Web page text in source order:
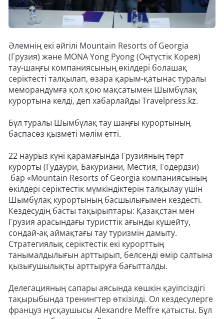
Әлемнің екі әйгілі Mountain Resorts of Georgia
(Грузия) және MONA Yong Pyong (Оңтүстік Корея)
тау-шаңғы компаниясының өкілдері болашақ
серіктесті талқылап, өзара қарым-қатынас туралы
меморандумға қол қою мақсатымен Шымбұлақ
курортына келді, деп хабарлайды Travelpress.kz.
Бұл туралы Шымбұлақ тау шаңғы курортының
баспасөз қызметі мәлім етті.
22 наурыз күні қарамағында Грузияның төрт
курорты (Гудаури, Бакуриани, Местия, Годердзи)
бар «Mountain Resorts of Georgia компаниясының
өкілдері серіктестік мүмкіндіктерін талқылау үшін
Шымбұлақ курортының басшылығымен кездесті.
Кездесудің басты тақырыптары: Қазақстан мен
Грузия арасындағы туристтік ағынды күшейту,
сондай-ақ аймақтағы тау туризмін дамыту.
Стратегиялық серіктестік екі курорттың
танымалдылығын арттырып, белсенді өмір салтына
қызығушылықты арттыруға бағытталды.
Делегацияның сапары аясында көшкін қауіпсіздігі
тақырыбында тренингтер өткізілді. Ол кездесулерге
француз нұсқаушысы Alexandre Meffre қатысты. Бұл